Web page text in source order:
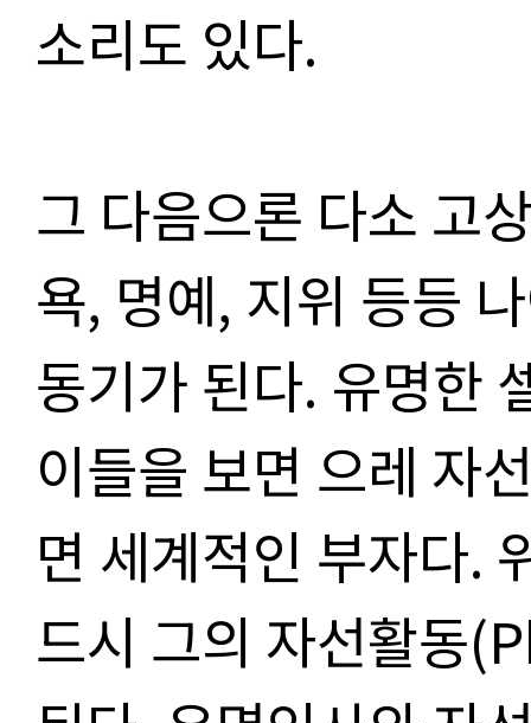
소리도 있다.
그 다음으론 다소 고
욕, 명예, 지위 등등
동기가 된다. 유명한
이들을 보면 으레 자
면 세계적인 부자다.
드시 그의 자선활동